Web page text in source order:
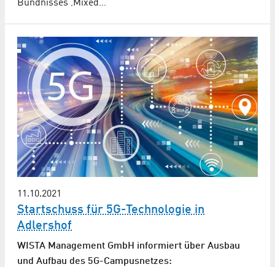
Bündnisses ‚Mixed…
11.10.2021
Startschuss für 5G-Technologie in
Adlershof
WISTA Management GmbH informiert über Ausbau
und Aufbau des 5G-Campusnetzes: